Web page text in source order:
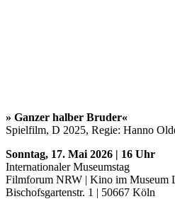
» Ganzer halber Bruder«
Spielfilm, D 2025, Regie: Hanno
Sonntag, 17. Mai 2026 | 16 Uhr
Internationaler Museumstag
Filmforum NRW | Kino im Museum
Bischofsgartenstr. 1 | 50667 Köln